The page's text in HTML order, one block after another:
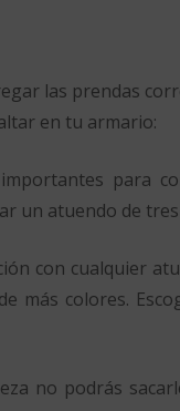
las prendas
en tu armario:
para
un atuendo de
con cualquier
más colores.
no podrás